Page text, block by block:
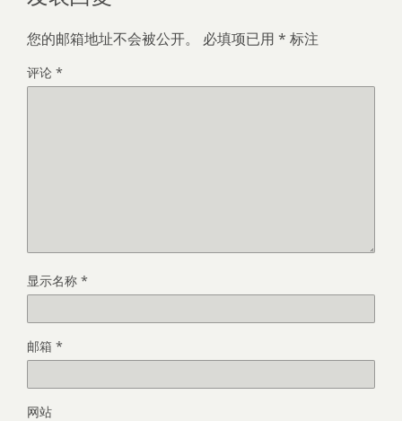
您的邮箱地址不会被公开。 必填项已用 * 标注
评论 *
显示名称 *
邮箱 *
网站